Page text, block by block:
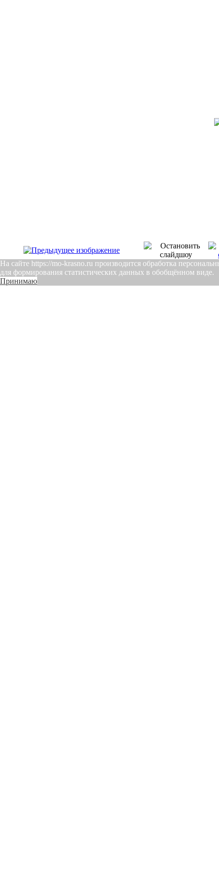
На сайте https://mo-krasno.ru производится обработка
для формирования статистических данных в обобщённом виде.
Принимаю